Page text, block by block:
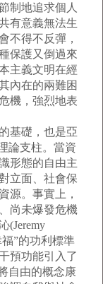
制地追求個人
有意義無法生
不得不反彈，
保護又倒過來
主義文明在經
內在的兩難困
機，強烈地表
基礎，也是亞
論支柱。當資
形態的自由主
立面、社會保
源。事實上，
尚未爆發危機
(Jeremy
”的功利標準
預功能引入了
自由的概念康